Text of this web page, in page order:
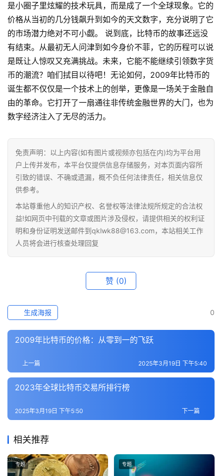
首
行
讯
专
是小圈子里炫耀的技术玩具，而是成了一个全球现象。它的
价格从当初的几分钱飙升到如今的天文数字，充分说明了它
的市场潜力绝对不可小觑。 说到底，比特币的故事还远没
有结束。从最初无人问津到如今身价不菲，它的历程可以说
是既让人惊叹又充满挑战。未来，它能不能继续引领数字货
币的潮流？咱们拭目以待吧！无论如何，2009年比特币的
诞生都不仅仅是一个技术上的创举，更像是一场关于金融自
由的革命。它打开了一扇通往非传统金融世界的大门，也为
数字经济注入了无尽的活力。
免责声明：以上内容(如有图片或视频亦包括在内)均为平台用
户上传并发布，本平台仅提供信息存储服务，对本页面内容所
引致的错误、不确或遗漏，概不负任何法律责任，相关信息仅
供参考。
本站尊重他人的知识产权、名誉权等法律法规所规定的合法权
益!如网页中刊载的文章或图片涉及侵权，请提供相关的权利证
明和身份证明发送邮件到qklwk88@163.com，本站相关工作
人员将会进行核查处理回复
赞 (0)
0
生成海报
2009年比特币的价格：从零到一的飞跃
上一篇 2025年3月19日 下午5:40
2023年全球比特币交易所排行榜
下一篇
2025年3月19日 下午5:50
相关推荐
专题 专题